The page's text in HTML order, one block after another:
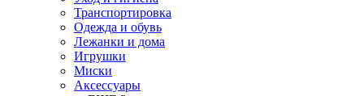
Транспортировка
Одежда и обувь
Лежанки и дома
Игрушки
Миски
Аксессуары